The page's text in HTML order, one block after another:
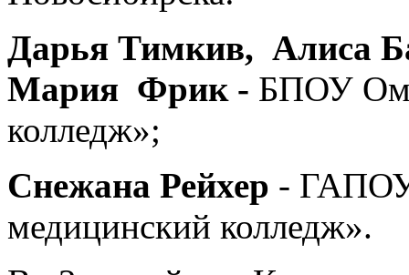
Дарья Тимкив, Алиса
Мария Фрик - БПОУ
колледж»;
Снежана Рейхер -
медицинский колледж».